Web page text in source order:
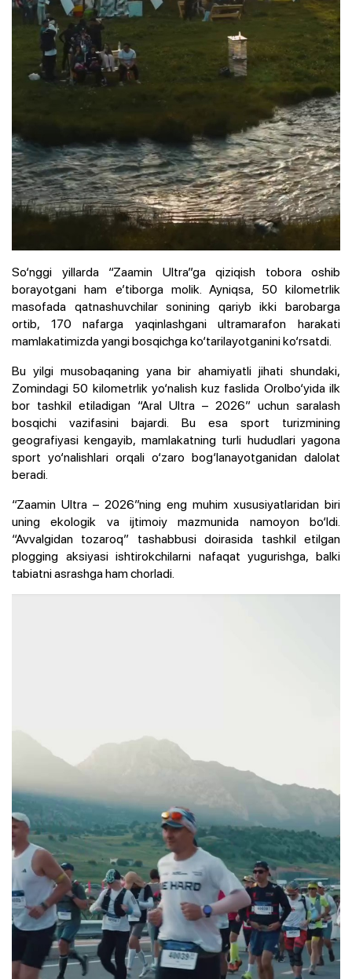
So‘nggi yillarda “Zaamin Ultra”ga qiziqish tobora oshib
borayotgani ham e’tiborga molik. Ayniqsa, 50 kilometrlik
masofada qatnashuvchilar sonining qariyb ikki barobarga
ortib, 170 nafarga yaqinlashgani ultramarafon harakati
mamlakatimizda yangi bosqichga ko‘tarilayotganini ko‘rsatdi.
Bu yilgi musobaqaning yana bir ahamiyatli jihati shundaki,
Zomindagi 50 kilometrlik yo‘nalish kuz faslida Orolbo‘yida ilk
bor tashkil etiladigan “Aral Ultra – 2026” uchun saralash
bosqichi vazifasini bajardi. Bu esa sport turizmining
geografiyasi kengayib, mamlakatning turli hududlari yagona
sport yo‘nalishlari orqali o‘zaro bog‘lanayotganidan dalolat
beradi.
“Zaamin Ultra – 2026”ning eng muhim xususiyatlaridan biri
uning ekologik va ijtimoiy mazmunida namoyon bo‘ldi.
“Avvalgidan tozaroq” tashabbusi doirasida tashkil etilgan
plogging aksiyasi ishtirokchilarni nafaqat yugurishga, balki
tabiatni asrashga ham chorladi.